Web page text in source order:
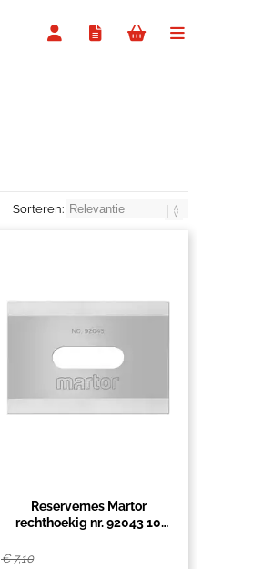
Sorteren:
Reservemes Martor
rechthoekig nr. 92043 10
€7,10